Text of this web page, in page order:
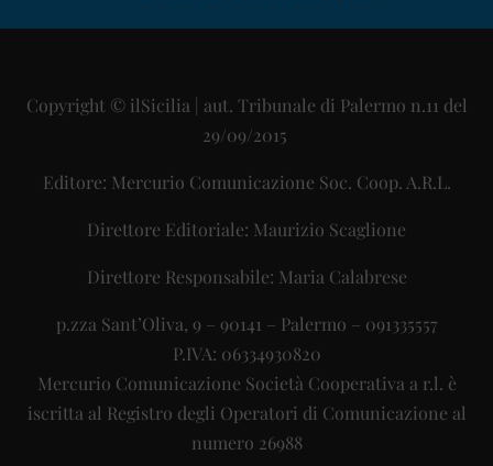
Copyright © ilSicilia | aut. Tribunale di Palermo n.11 del
29/09/2015
Editore: Mercurio Comunicazione Soc. Coop. A.R.L.
Direttore Editoriale: Maurizio Scaglione
Direttore Responsabile: Maria Calabrese
p.zza Sant’Oliva, 9 – 90141 – Palermo – 091335557
P.IVA: 06334930820
Mercurio Comunicazione Società Cooperativa a r.l. è
iscritta al Registro degli Operatori di Comunicazione al
numero 26988